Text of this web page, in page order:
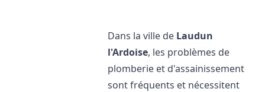
Dans la ville de Laudun
l'Ardoise, les problèmes de
plomberie et d'assainissement
sont fréquents et nécessitent